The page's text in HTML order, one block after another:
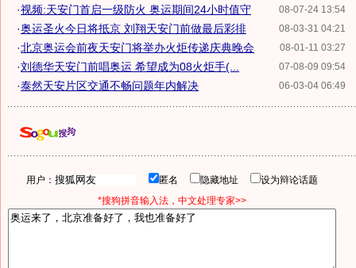
08-07-24 13:54
·视频:天安门首启一级防火 奥运期间24小时值守
08-03-31 04:21
·奥运圣火今日将抵京 刘翔天安门前做最后彩排
08-01-11 03:27
·北京奥运会前夜天安门将举办火炬传递庆典晚会
07-08-09 09:54
·刘德华天安门前唱奥运 希望成为08火炬手(...
06-03-04 06:49
·泰然天安片区交通不畅问题年内解决
用户： 匿名 隐藏地址
设为辩论话题
*搜狗拼音输入法，中文处理专家>>